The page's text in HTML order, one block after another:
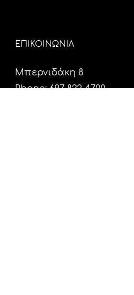
ΕΠΙΚΟΙΝΩΝΙΑ
Μπερνιδάκη 8
Phone: 697 822 4700